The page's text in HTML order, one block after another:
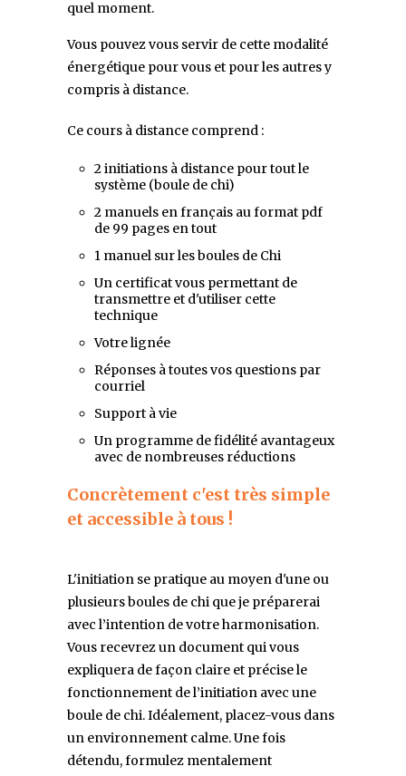
quel moment.
Vous pouvez vous servir de cette modalité
énergétique pour vous et pour les autres y
compris à distance.
Ce cours à distance comprend :
2 initiations à distance pour tout le
système (boule de chi)
2 manuels en français au format pdf
de 99 pages en tout
1 manuel sur les boules de Chi
Un certificat vous permettant de
transmettre et d'utiliser cette
technique
Votre lignée
Réponses à toutes vos questions par
courriel
Support à vie
Un programme de fidélité avantageux
avec de nombreuses réductions
Concrètement c'est très simple
et accessible à tous !
L'initiation se pratique au moyen d'une ou
plusieurs boules de chi que je préparerai
avec l’intention de votre harmonisation.
Vous recevrez un document qui vous
expliquera de façon claire et précise le
fonctionnement de l’initiation avec une
boule de chi. Idéalement, placez-vous dans
un environnement calme. Une fois
détendu, formulez mentalement